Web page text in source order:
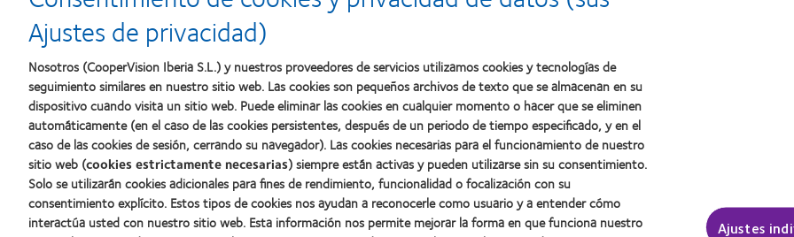
producto
con
MyDay™
empresa
para
el
desarrollo
del
liderazgo
mejor Manufacturing
100)
(2012)
Nuestros productos
Encuentre su lente
Tecnología para lentes de contacto
Sobre nosotros
Carreras
Noticias
Legal
Aviso Legal
Ajustes de privacidad)
Nosotros (CooperVision Iberia S.L.) y nuestros proveedores de servicios utilizamos cookies y tecnologías de
seguimiento similares en nuestro sitio web. Las cookies son pequeños archivos de texto que se almacenan en su
dispositivo cuando visita un sitio web. Puede eliminar las cookies en cualquier momento o hacer que se eliminen
automáticamente (en el caso de las cookies persistentes, después de un periodo de tiempo especificado, y en el
caso de las cookies de sesión, cerrando su navegador). Las cookies necesarias para el funcionamiento de nuestro
sitio web (cookies estrictamente necesarias) siempre están activas y pueden utilizarse sin su consentimiento.
Solo se utilizarán cookies adicionales para fines de rendimiento, funcionalidad o focalización con su
consentimiento explícito. Estos tipos de cookies nos ayudan a reconocerle como usuario y a entender cómo
interactúa usted con nuestro sitio web. Esta información nos permite mejorar la forma en que funciona nuestro
Ajustes